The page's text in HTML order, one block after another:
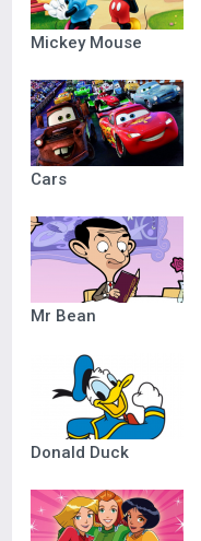
Mickey Mouse
Cars
Mr Bean
Donald Duck